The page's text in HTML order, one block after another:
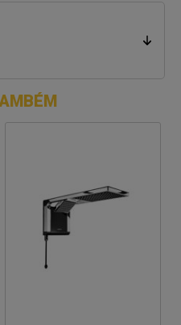
solar: Sim
fabricante)
antes de instalar o